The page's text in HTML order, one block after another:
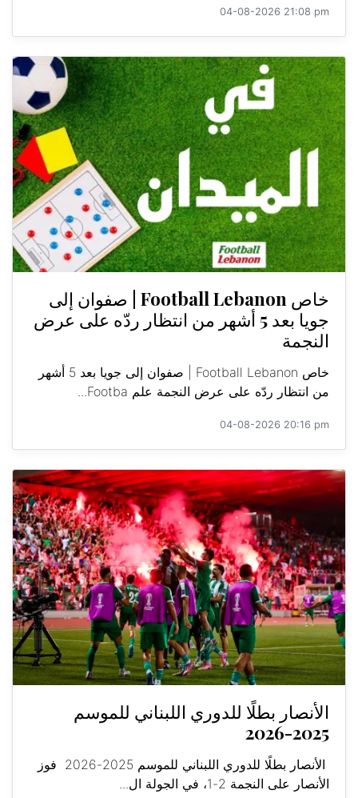
04-08-2026 21:08 pm
خاص Football Lebanon | صفوان إلى
جويا بعد 5 أشهر من انتظار ردّه على عرض
النجمة
خاص Football Lebanon | صفوان إلى جويا بعد 5 أشهر
من انتظار ردّه على عرض النجمة علم Footba...
04-08-2026 20:16 pm
الأنصار بطلًا للدوري اللبناني للموسم
2025-2026
الأنصار بطلًا للدوري اللبناني للموسم 2025-2026 فوز
الأنصار على النجمة 2-1، في الجولة ال...